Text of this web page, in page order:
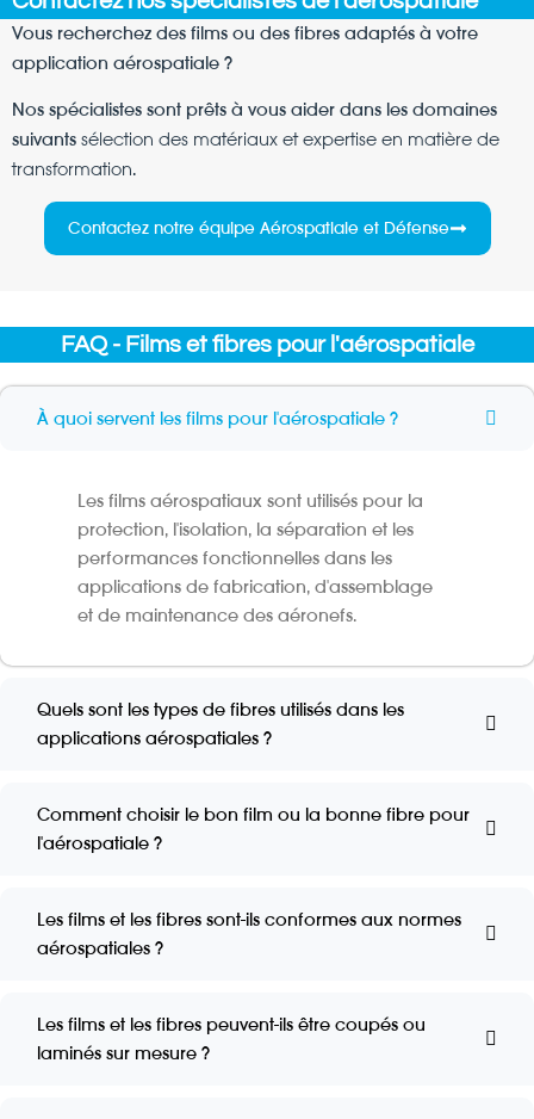
Vous recherchez des films ou des fibres adaptés à votre
application aérospatiale ?
Nos spécialistes sont prêts à vous aider dans les domaines
suivants sélection des matériaux et expertise en matière de
transformation.
Contactez notre équipe Aérospatiale et Défense
FAQ - Films et fibres pour l'aérospatiale
À quoi servent les films pour l'aérospatiale ?
Les films aérospatiaux sont utilisés pour la
protection, l'isolation, la séparation et les
performances fonctionnelles dans les
applications de fabrication, d'assemblage
et de maintenance des aéronefs.
Quels sont les types de fibres utilisés dans les
applications aérospatiales ?
Comment choisir le bon film ou la bonne fibre pour
l'aérospatiale ?
Les films et les fibres sont-ils conformes aux normes
aérospatiales ?
Les films et les fibres peuvent-ils être coupés ou
laminés sur mesure ?